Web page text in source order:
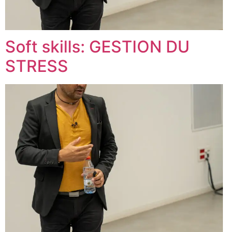
Soft skills: GESTION DU
STRESS